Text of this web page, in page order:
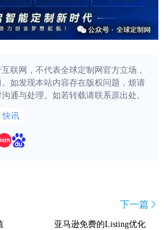
联网，不代表全球定制网官方立场，
如发现本站内容存在版权问题，烦请
通与处理。如若转载请联系原出处。
快讯
下一篇
亚马逊免费的Listing优化